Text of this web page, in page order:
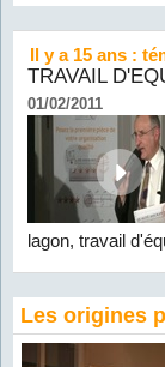
Il y a 15 ans :
TRAVAIL
01/02/2011
lagon, travail
Les origines